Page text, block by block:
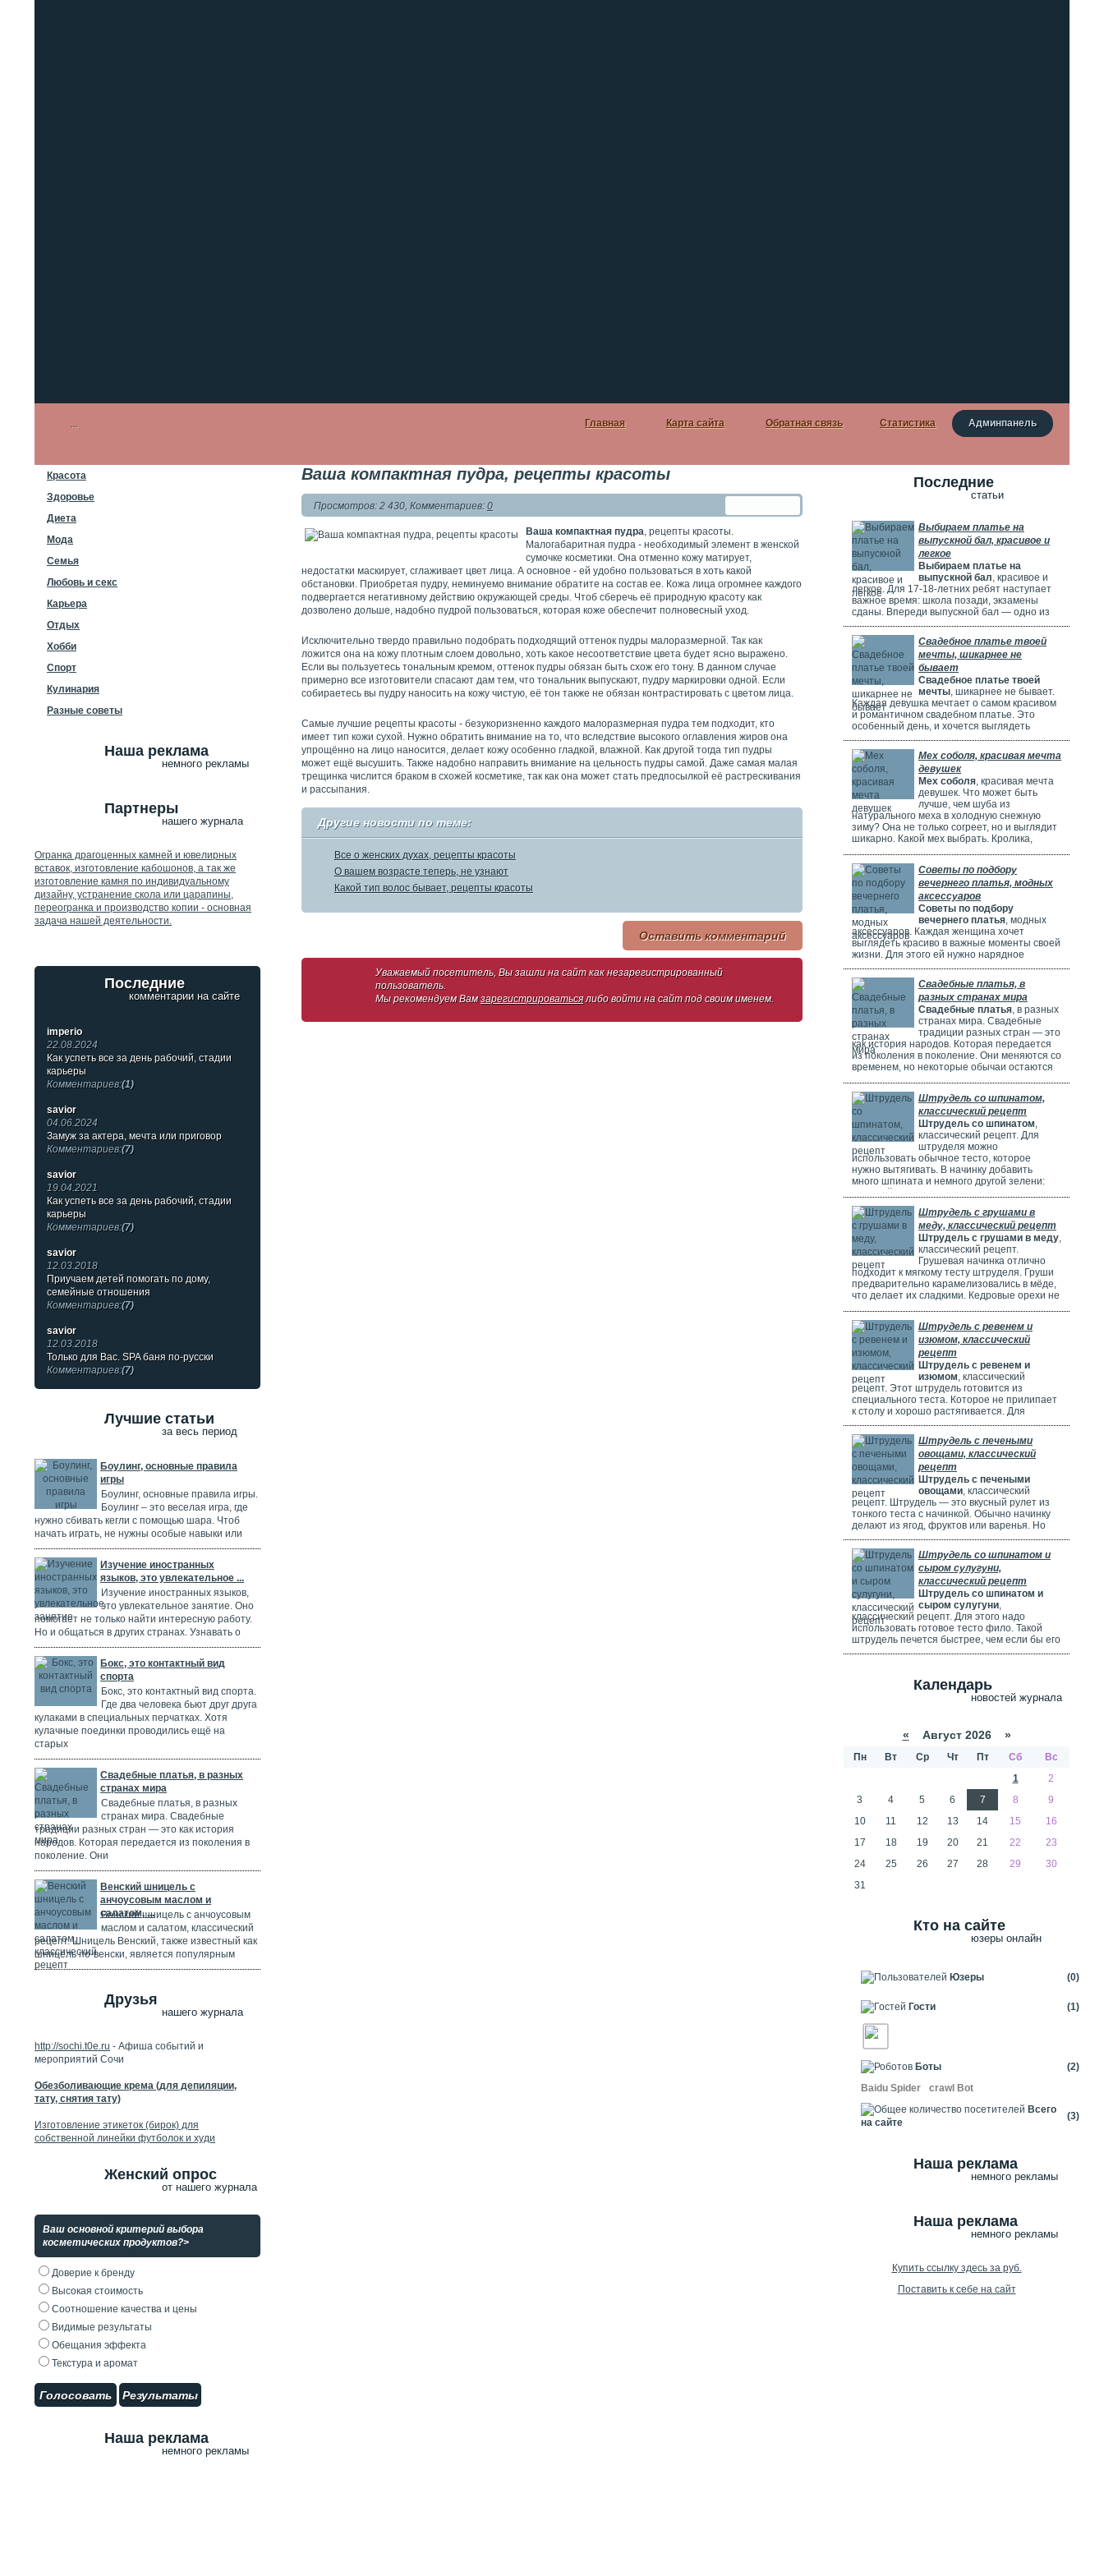
Админпанель
Статистика
Обратная связь
Карта сайта
Главная
Ваша компактная пудра, рецепты красоты
Просмотров: 2 430, Комментариев: 0
Ваша компактная пудра, рецепты красоты.
Малогабаритная пудра - необходимый элемент в женской
сумочке косметики. Она отменно кожу матирует,
недостатки маскирует, сглаживает цвет лица. А основное - ей удобно пользоваться в хоть какой
обстановки. Приобретая пудру, неминуемо внимание обратите на состав ее. Кожа лица огромнее каждого
подвергается негативному действию окружающей среды. Чтоб сберечь её природную красоту как
дозволено дольше, надобно пудрой пользоваться, которая коже обеспечит полновесный уход.
Исключительно твердо правильно подобрать подходящий оттенок пудры малоразмерной. Так как
ложится она на кожу плотным слоем довольно, хоть какое несоответствие цвета будет ясно выражено.
Если вы пользуетесь тональным кремом, оттенок пудры обязан быть схож его тону. В данном случае
примерно все изготовители спасают дам тем, что тональник выпускают, пудру маркировки одной. Если
собираетесь вы пудру наносить на кожу чистую, её тон также не обязан контрастировать с цветом лица.
Самые лучшие рецепты красоты - безукоризненно каждого малоразмерная пудра тем подходит, кто
имеет тип кожи сухой. Нужно обратить внимание на то, что вследствие высокого оглавления жиров она
упрощённо на лицо наносится, делает кожу особенно гладкой, влажной. Как другой тогда тип пудры
может ещё высушить. Также надобно направить внимание на цельность пудры самой. Даже самая малая
трещинка числится браком в схожей косметике, так как она может стать предпосылкой её растрескивания
и рассыпания.
Другие новости по теме:
Все о женских духах, рецепты красоты
О вашем возрасте теперь, не узнают
Какой тип волос бывает, рецепты красоты
Оставить комментарий
Уважаемый посетитель, Вы зашли на сайт как незарегистрированный
пользователь.
Мы рекомендуем Вамзарегистрироватьсялибо войти на сайт под своим именем.
Красота
Здоровье
Диета
Мода
Семья
Любовь и секс
Карьера
Отдых
Хобби
Спорт
Кулинария
Разные советы
Наша реклама
немного рекламы
Партнеры
нашего журнала
Огранка драгоценных камней и ювелирных
вставок, изготовление кабошонов, а так же
изготовление камня по индивидуальному
дизайну, устранение скола или царапины,
переогранка и производство копии - основная
задача нашей деятельности.
Последние
комментарии на сайте
imperio
22.08.2024
Как успеть все за день рабочий, стадии
карьеры
Комментариев:(1)
savior
04.06.2024
Замуж за актера, мечта или приговор
Комментариев:(7)
savior
19.04.2021
Как успеть все за день рабочий, стадии
карьеры
Комментариев:(7)
savior
12.03.2018
Приучаем детей помогать по дому,
семейные отношения
Комментариев:(7)
savior
12.03.2018
Только для Вас. SPA баня по-русски
Комментариев:(7)
Лучшие статьи
за весь период
Боулинг, основные правила
игры
Боулинг, основные правила игры.
Боулинг – это веселая игра, где
нужно сбивать кегли с помощью шара. Чтоб
начать играть, не нужны особые навыки или
Изучение иностранных
языков, это увлекательное ...
Изучение иностранных языков,
это увлекательное занятие. Оно
помогает не только найти интересную работу.
Но и общаться в других странах. Узнавать о
Бокс, это контактный вид
спорта
Бокс, это контактный вид спорта.
Где два человека бьют друг друга
кулаками в специальных перчатках. Хотя
кулачные поединки проводились ещё на
старых
Свадебные платья, в разных
странах мира
Свадебные платья, в разных
странах мира. Свадебные
традиции разных стран — это как история
народов. Которая передается из поколения в
поколение. Они
Венский шницель с
анчоусовым маслом и
салатом, ...
Венский шницель с анчоусовым
маслом и салатом, классический
рецепт. Шницель Венский, также известный как
шницель по-венски, является популярным
Друзья
нашего журнала
http://sochi.t0e.ru - Афиша событий и
мероприятий Сочи
Обезболивающие крема (для депиляции,
тату, снятия тату)
Изготовление этикеток (бирок) для
собственной линейки футболок и худи
Женский опрос
от нашего журнала
Ваш основной критерий выбора
косметических продуктов?>
Доверие к бренду
Высокая стоимость
Соотношение качества и цены
Видимые результаты
Обещания эффекта
Текстура и аромат
Голосовать Результаты
Наша реклама
немного рекламы
Последние
статьи
Выбираем платье на
выпускной бал, красивое и
легкое
Выбираем платье на
выпускной бал, красивое и
легкое. Для 17-18-летних ребят наступает
важное время: школа позади, экзамены
сданы. Впереди выпускной бал — одно из
самых красивых и радостных событий.
Особенно тщательно готовятся девушки.
Они заранее думают о наряде, прическе,
макияже и аксессуарах. Выпускной бал
можно сравнить с конкурсом красоты. Где
девушки соревнуются, кто лучше выглядит.
Свадебное платье твоей
мечты, шикарнее не
бывает
Свадебное платье твоей
мечты, шикарнее не бывает.
Каждая девушка мечтает о самом красивом
и романтичном свадебном платье. Это
особенный день, и хочется выглядеть
потрясающе! Но выбрать идеальное платье
может быть непросто. Раньше девушки
ходили по магазинам, смотрели каталоги и
искали платье в интернете. Сейчас это
проще благодаря онлайн-каталогам. Там
можно найти много красивых нарядов от
разных дизайнеров.
Мех соболя, красивая мечта
девушек
Мех соболя, красивая мечта
девушек. Что может быть
лучше, чем шуба из
натурального меха в холодную снежную
зиму? Она не только согреет, но и выглядит
шикарно. Какой мех выбрать. Кролика,
женщины чаще всего выбирают шубы из
соболя. Они красивые, дорогие и выглядят
очень элегантно. Соболя называют
"Королем всех мехов". Это значит, что он
самый шикарный и роскошный.
Советы по подбору
вечернего платья, модных
аксессуаров
Советы по подбору
вечернего платья, модных
аксессуаров. Каждая женщина хочет
выглядеть красиво в важные моменты своей
жизни. Для этого ей нужно нарядное
платье. В Москве огромный выбор таких
платьев. Вечерние платья в Москве очень
популярны. Потому что в городе много
театров, клубов и других мест. Где можно
повеселиться или встретиться с друзьями.
Также часто проходят праздничные
мероприятия, на которых нужно выглядеть
элегантно.
Свадебные платья, в
разных странах мира
Свадебные платья, в разных
странах мира. Свадебные
традиции разных стран — это
как история народов. Которая передается
из поколения в поколение. Они меняются со
временем, но некоторые обычаи остаются
невесты одеваются на свадьбу. И какие
символы несут их наряды.Штрудель со шпинатом,
классический рецепт
Штрудель со шпинатом,
классический рецепт. Для
штруделя можно
использовать обычное тесто, которое
нужно вытягивать. В начинку добавить
много шпината и немного другой зелени:
полезен, потому что в нем много витаминов,
минералов и веществ, которые защищают
клетки. Он богат витаминами A, C, E и K,
содержит кальций, который важен для зубов
и костей. И пищевые волокна, которые
Штрудель с грушами в
меду, классический рецепт
Штрудель с грушами в меду,
классический рецепт.
Грушевая начинка отлично
подходит к мягкому тесту штруделя. Груши
предварительно карамелизовались в мёде,
что делает их сладкими. Кедровые орехи не
Ну вот теперь можете приготовить вкусный
рецепт штруделя.Штрудель с ревенем и
изюмом, классический
рецепт
Штрудель с ревенем и
изюмом, классический
рецепт. Этот штрудель готовится из
специального теста. Которое не прилипает
к столу и хорошо растягивается. Для
начинки мы взяли стебли ревеня. Они
придают выпечке кислый вкус и приятный
аромат, делают штрудель сочным и
вкусным. Можно добавить в начинку
клубнику, яблоки или грушу. Если
используете ягоды, посыпьте их ложкой
муки.
Штрудель с печеными
овощами, классический
рецепт
Штрудель с печеными
овощами, классический
рецепт. Штрудель — это вкусный рулет из
тонкого теста с начинкой. Обычно начинку
делают из ягод, фруктов или варенья. Но
можно использовать и солёные начинки с
грибами, сыром, мясом или овощами. В этом
рецепте начинка готовится из печёных
овощей: цуккини, сладкого перца, зелени и
помидоров. В зависимости от времени года,
в начинку можно добавить баклажаны, сыр,
картофель, морковь или даже свёклу. Если
не хочется возиться с тестом, можно взять
готовое слоёное тесто или тесто фило.
Штрудель со шпинатом и
сыром сулугуни,
классический рецепт
Штрудель со шпинатом и
сыром сулугуни,
классический рецепт. Для этого надо
использовать готовое тесто фило. Такой
штрудель печется быстрее, чем если бы его
делали из обычного теста. Чтобы корочка
вам в приготовлении сложного рецепта.
Календарь
новостей журнала
« Август 2026 »
Пн Вт Ср Чт Пт Сб
Вс
1
2
3
4 5 6 7 8
9
10
11 12 13 14 15
16
17
18 19 20 21 22
23
24
25 26 27 28 29
30
31
Кто на сайте
юзеры онлайн
Юзеры (0)
Гости (1)
Боты
(2)
Baidu Spider
crawl Bot
Всего
на сайте
(3)
Наша реклама
немного рекламы
Наша реклама
немного рекламы
Купить ссылку здесь за руб.
Поставить к себе на сайт